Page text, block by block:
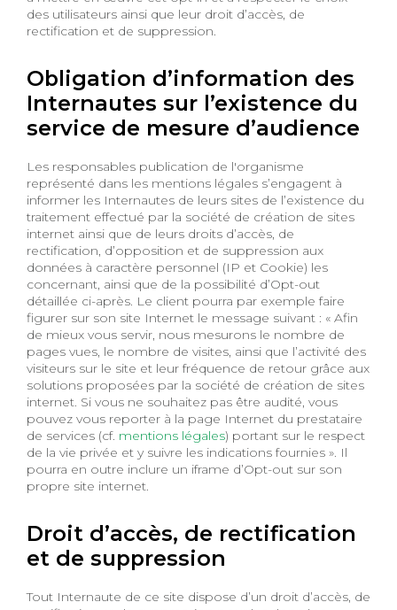
des utilisateurs ainsi que leur droit d’accès, de
rectification et de suppression.
Obligation d’information des
Internautes sur l’existence du
service de mesure d’audience
Les responsables publication de l'organisme
représenté dans les mentions légales s’engagent à
informer les Internautes de leurs sites de l’existence du
traitement effectué par la société de création de sites
internet ainsi que de leurs droits d’accès, de
rectification, d’opposition et de suppression aux
données à caractère personnel (IP et Cookie) les
concernant, ainsi que de la possibilité d’Opt-out
détaillée ci-après. Le client pourra par exemple faire
figurer sur son site Internet le message suivant : « Afin
de mieux vous servir, nous mesurons le nombre de
pages vues, le nombre de visites, ainsi que l’activité des
visiteurs sur le site et leur fréquence de retour grâce aux
solutions proposées par la société de création de sites
internet. Si vous ne souhaitez pas être audité, vous
pouvez vous reporter à la page Internet du prestataire
de services (cf. mentions légales) portant sur le respect
de la vie privée et y suivre les indications fournies ». Il
pourra en outre inclure un iframe d’Opt-out sur son
propre site internet.
Droit d’accès, de rectification
et de suppression
Tout Internaute de ce site dispose d’un droit d’accès, de